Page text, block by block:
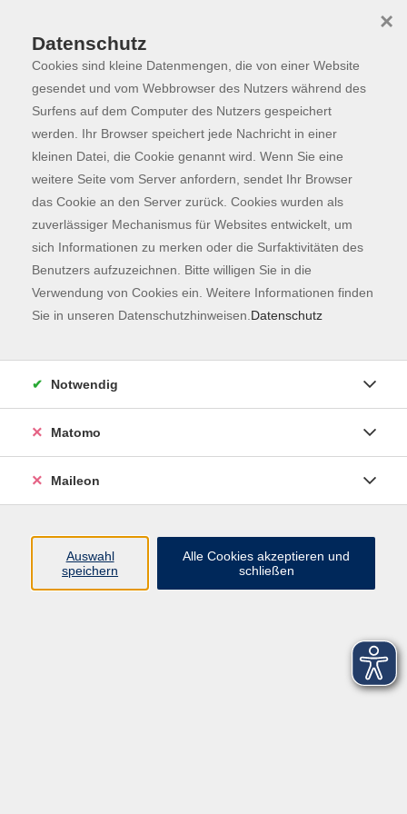
Skip to main content
Programm
Der Kurs konnte nicht gefunden werden.
Kontaktformular
Impressum
AGB
Datenschutzerklärung
Datenschutz
Cookies sind kleine Datenmengen, die von einer Website
gesendet und vom Webbrowser des Nutzers während des
Surfens auf dem Computer des Nutzers gespeichert
werden. Ihr Browser speichert jede Nachricht in einer
kleinen Datei, die Cookie genannt wird. Wenn Sie eine
weitere Seite vom Server anfordern, sendet Ihr Browser
das Cookie an den Server zurück. Cookies wurden als
zuverlässiger Mechanismus für Websites entwickelt, um
sich Informationen zu merken oder die Surfaktivitäten des
Benutzers aufzuzeichnen. Bitte willigen Sie in die
Verwendung von Cookies ein. Weitere Informationen finden
Sie in unseren Datenschutzhinweisen. Datenschutz
×
Notwendig
Matomo
Maileon
Auswahl
speichern
Alle Cookies akzeptieren und
schließen